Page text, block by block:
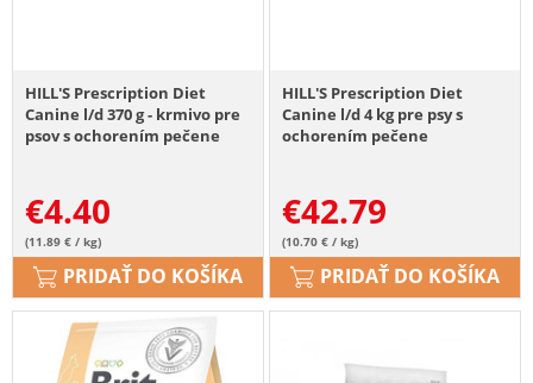
HILL'S Prescription Diet
Canine l/d 370 g - krmivo pre
psov s ochorením pečene
€4.40
(11.89 € / kg)
PRIDAŤ DO KOŠÍKA
HILL'S Prescription Diet
Canine l/d 4 kg pre psy s
ochorením pečene
€42.79
(10.70 € / kg)
PRIDAŤ DO KOŠÍKA